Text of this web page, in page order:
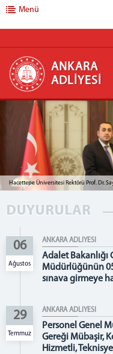
ANKARA
ANASAYFA
ADLİYEMİZ
MEDYA İLETİŞİM BÜROSU
BASIN DUYURULARI
ÇALIŞMA YÖNERGESİ
FAALİYET RAPORU
CEZA İNFAZ KURUMLARI
C. BAŞSAVCILIĞI
CUMHURİYET BAŞSAVCISI
KOMİSYON
İCRA DAİRELERİ BŞK.
İCRA DAİRELERİ
İCRA DAİRELERİ IBAN
Menü
ANKARA
ADLİYESİ
DUYURULAR
06
Ağustos
ANKARA ADLİYESİ
Adalet Bakanlığı
Müdürlüğünün
sınava girmeye
29
Temmuz
ANKARA ADLİYESİ
Personel Genel
Gereği Mübaşir,
Hizmetli,